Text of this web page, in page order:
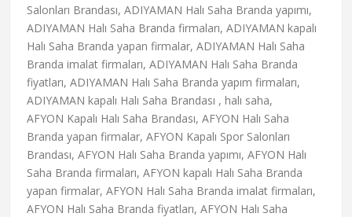
Salonları Brandası, ADIYAMAN Halı Saha Branda yapımı,
ADIYAMAN Halı Saha Branda firmaları, ADIYAMAN kapalı
Halı Saha Branda yapan firmalar, ADIYAMAN Halı Saha
Branda imalat firmaları, ADIYAMAN Halı Saha Branda
fiyatları, ADIYAMAN Halı Saha Branda yapım firmaları,
ADIYAMAN kapalı Halı Saha Brandası , halı saha,
AFYON Kapalı Halı Saha Brandası, AFYON Halı Saha
Branda yapan firmalar, AFYON Kapalı Spor Salonları
Brandası, AFYON Halı Saha Branda yapımı, AFYON Halı
Saha Branda firmaları, AFYON kapalı Halı Saha Branda
yapan firmalar, AFYON Halı Saha Branda imalat firmaları,
AFYON Halı Saha Branda fiyatları, AFYON Halı Saha